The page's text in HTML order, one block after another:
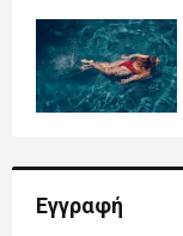
Εγγραφή